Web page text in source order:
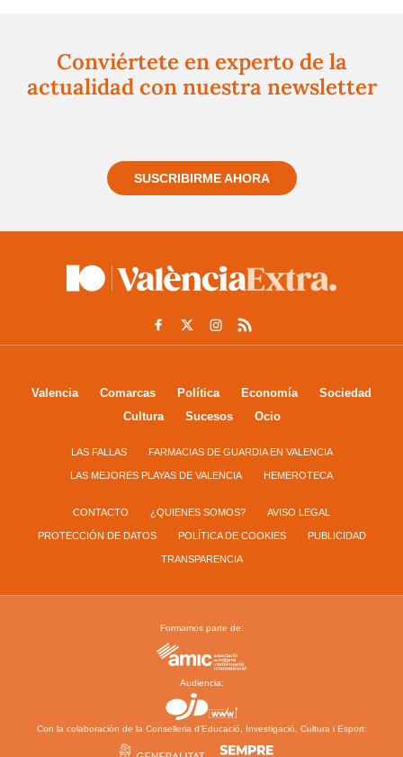
Conviértete en experto de la
actualidad con nuestra newsletter
SUSCRIBIRME AHORA
Valencia Comarcas Política Economía
Sociedad
Cultura
Sucesos Ocio
LAS FALLAS FARMACIAS DE GUARDIA EN VALENCIA
LAS MEJORES PLAYAS DE VALENCIA HEMEROTECA
CONTACTO ¿QUIENES SOMOS? AVISO LEGAL
PROTECCIÓN DE DATOS POLÍTICA DE COOKIES PUBLICIDAD
TRANSPARENCIA
Formamos parte de:
Audiencia:
Con la colaboración de la Conselleria d’Educació, Investigació, Cultura i Esport: